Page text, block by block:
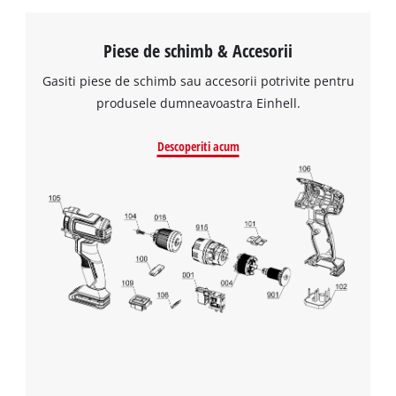
Piese de schimb & Accesorii
Gasiti piese de schimb sau accesorii potrivite pentru
produsele dumneavoastra Einhell.
Descoperiti acum